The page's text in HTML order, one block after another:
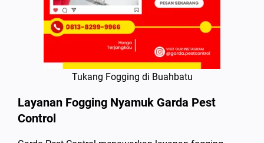
Tukang Fogging di Buahbatu
Layanan Fogging Nyamuk Garda Pest
Control